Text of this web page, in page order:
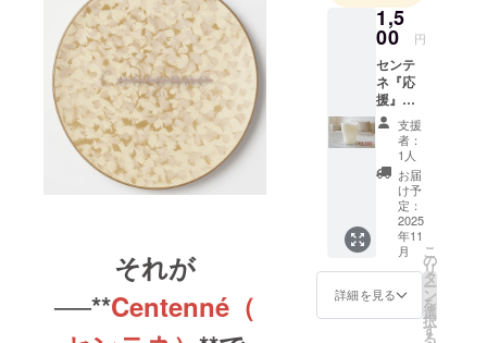
それが
──**Centenné（
1,5
00 円
センテ
ネ『応
援』
PLA
コップ
直径×高
さ
(mm):7
3×90
支援
者：
1人
お届
け予
定：
2025
年11
月
詳細を見る
こ
の
リ
タ
ー
ン
を
選
択
す
る